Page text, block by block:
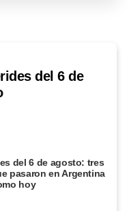
del 6 de
del 6 de agosto: tres
pasaron en Argentina
hoy